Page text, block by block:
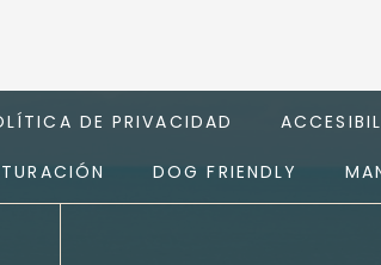
DE PRIVACIDAD
DOG FRIENDLY